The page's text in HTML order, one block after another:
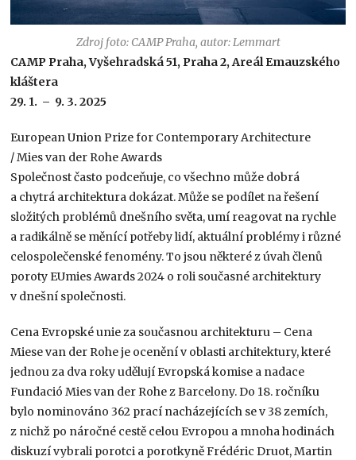
Zdroj foto: CAMP Praha, autor: Lemmart
CAMP Praha, Vyšehradská 51, Praha 2, Areál Emauzského
kláštera
29. 1. – 9. 3. 2025
European Union Prize for Contemporary Architecture
/ Mies van der Rohe Awards
Společnost často podceňuje, co všechno může dobrá
a chytrá architektura dokázat. Může se podílet na řešení
složitých problémů dnešního světa, umí reagovat na rychle
a radikálně se měnící potřeby lidí, aktuální problémy i různé
celospolečenské fenomény. To jsou některé z úvah členů
poroty EUmies Awards 2024 o roli současné architektury
v dnešní společnosti.
Cena Evropské unie za současnou architekturu – Cena
Miese van der Rohe je ocenění v oblasti architektury, které
jednou za dva roky udělují Evropská komise a nadace
Fundació Mies van der Rohe z Barcelony. Do 18. ročníku
bylo nominováno 362 prací nacházejících se v 38 zemích,
z nichž po náročné cestě celou Evropou a mnoha hodinách
diskuzí vybrali porotci a porotkyně Frédéric Druot, Martin